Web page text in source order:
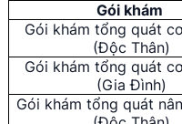
Gói khám
Gói khám tổng quát
(Độc Thân)
Gói khám tổng quát
(Gia Đình)
Gói khám tổng quát